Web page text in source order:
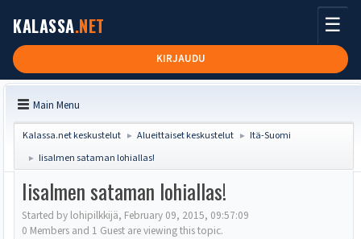
KALASSA.NET
KIRJAUDU
☰
Main Menu
Kalassa.net keskustelut ► Alueittaiset keskustelut ► Itä-Suomi
► Iisalmen sataman lohiallas!
Iisalmen sataman lohiallas!
Started by lohipilkkijä, February 09, 2015, 09:57:09
0 Members and 1 Guest are viewing this topic.